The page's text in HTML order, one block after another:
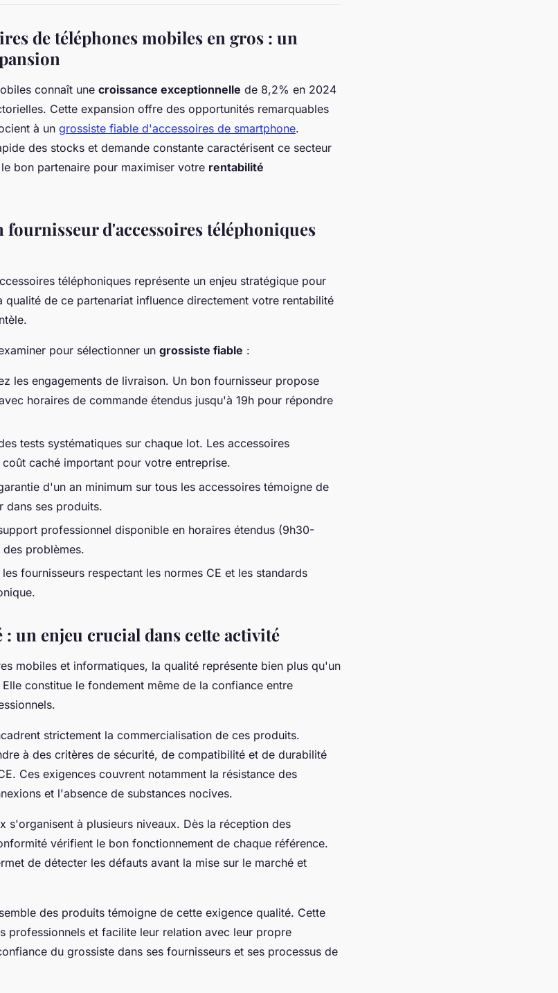
de téléphones mobiles en gros : un
connaît une croissance exceptionnelle de 8,2% en 2024
Cette expansion offre des opportunités remarquables
à un grossiste fiable d'accessoires de smartphone.
des stocks et demande constante caractérisent ce secteur
bon partenaire pour maximiser votre rentabilité
d'accessoires téléphoniques
téléphoniques représente un enjeu stratégique pour
de ce partenariat influence directement votre rentabilité
pour sélectionner un grossiste fiable :
les engagements de livraison. Un bon fournisseur propose
horaires de commande étendus jusqu'à 19h pour répondre
tests systématiques sur chaque lot. Les accessoires
caché important pour votre entreprise.
d'un an minimum sur tous les accessoires témoigne de
dans ses produits.
professionnel disponible en horaires étendus (9h30-
problèmes.
fournisseurs respectant les normes CE et les standards
: un enjeu crucial dans cette activité
mobiles et informatiques, la qualité représente bien plus qu'un
constitue le fondement même de la confiance entre
strictement la commercialisation de ces produits.
à des critères de sécurité, de compatibilité et de durabilité
Ces exigences couvrent notamment la résistance des
et l'absence de substances nocives.
s'organisent à plusieurs niveaux. Dès la réception des
vérifient le bon fonctionnement de chaque référence.
de détecter les défauts avant la mise sur le marché et
des produits témoigne de cette exigence qualité. Cette
professionnels et facilite leur relation avec leur propre
du grossiste dans ses fournisseurs et ses processus de